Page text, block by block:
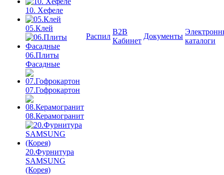
10. Хефеле
05.Клей
06.Плиты
Фасадные
07.Гофрокартон
08.Керамогранит
20.Фурнитура
SAMSUNG
(Корея)
Распил
B2B
Кабинет
Документы
каталоги